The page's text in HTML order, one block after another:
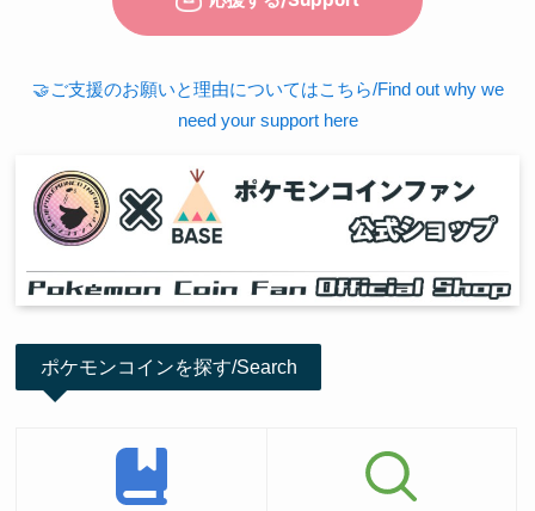
🤝ご支援のお願いと理由についてはこちら/Find out why we
need your support here
ポケモンコインを探す/Search